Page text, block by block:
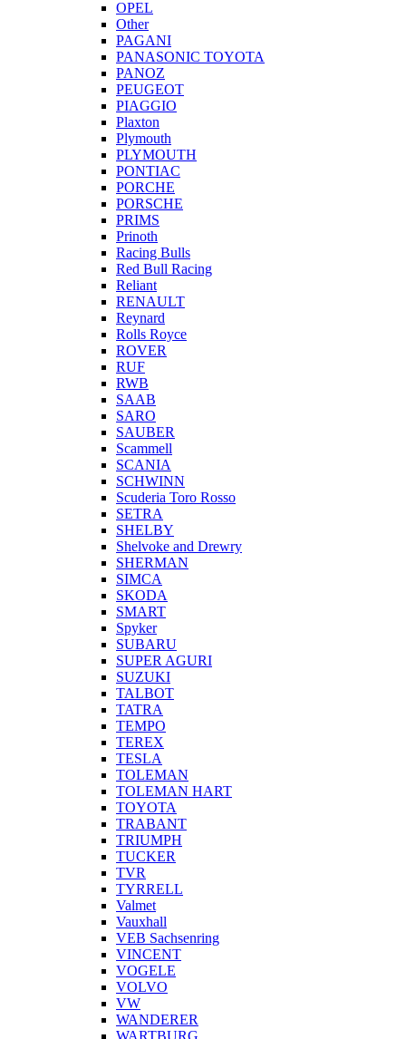
OPEL
Other
PAGANI
PANASONIC TOYOTA
PANOZ
PEUGEOT
PIAGGIO
Plaxton
Plymouth
PLYMOUTH
PONTIAC
PORCHE
PORSCHE
PRIMS
Prinoth
Racing Bulls
Red Bull Racing
Reliant
RENAULT
Reynard
Rolls Royce
ROVER
RUF
RWB
SAAB
SARO
SAUBER
Scammell
SCANIA
SCHWINN
Scuderia Toro Rosso
SETRA
SHELBY
Shelvoke and Drewry
SHERMAN
SIMCA
SKODA
SMART
Spyker
SUBARU
SUPER AGURI
SUZUKI
TALBOT
TATRA
TEMPO
TEREX
TESLA
TOLEMAN
TOLEMAN HART
TOYOTA
TRABANT
TRIUMPH
TUCKER
TVR
TYRRELL
Valmet
Vauxhall
VEB Sachsenring
VINCENT
VOGELE
VOLVO
VW
WANDERER